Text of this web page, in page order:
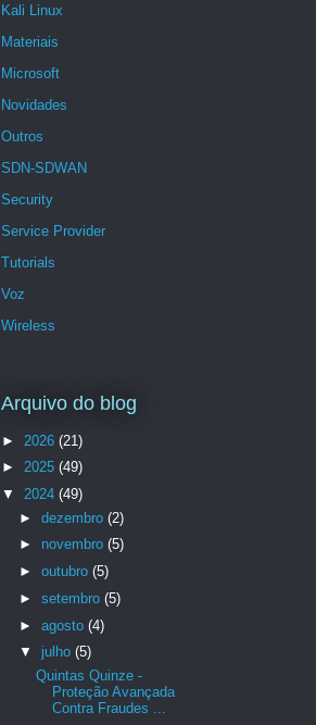
Kali Linux
Materiais
Microsoft
Novidades
Outros
SDN-SDWAN
Security
Service Provider
Tutorials
Voz
Wireless
Arquivo do blog
► 2026 (21)
► 2025 (49)
▼ 2024 (49)
► dezembro (2)
► novembro (5)
► outubro (5)
► setembro (5)
► agosto (4)
▼ julho (5)
Quintas Quinze -
Proteção Avançada
Contra Fraudes ...